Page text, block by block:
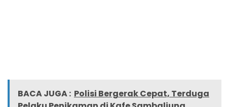
BACA JUGA : Polisi Bergerak Cepat, Terduga